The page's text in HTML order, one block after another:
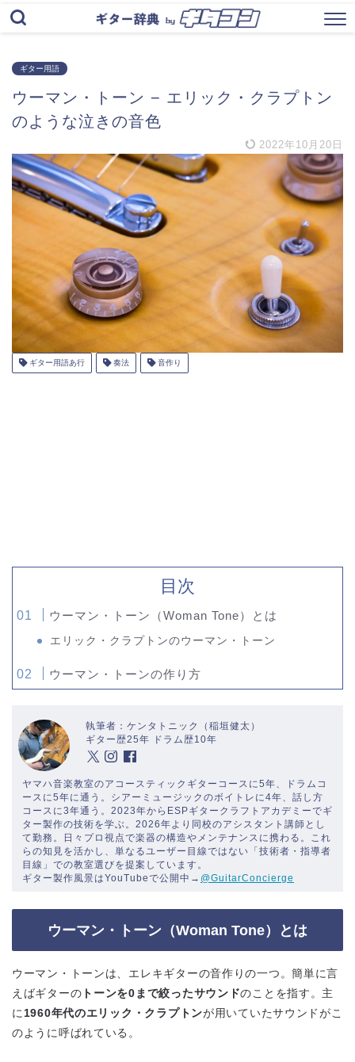
ギター用語
ウーマン・トーン − エリック・クラプトン
のような泣きの音色
2022年10月20日
ギター用語あ行 奏法 音作り
目次
ウーマン・トーン（Woman Tone）とは
エリック・クラプトンのウーマン・トーン
ウーマン・トーンの作り方
執筆者：ケンタトニック（稲垣健太）
ギター歴25年 ドラム歴10年
ヤマハ音楽教室のアコースティックギターコースに5年、ドラムコ
ースに5年に通う。シアーミュージックのボイトレに4年、話し方
コースに3年通う。2023年からESPギタークラフトアカデミーでギ
ター製作の技術を学ぶ。2026年より同校のアシスタント講師とし
て勤務。日々プロ視点で楽器の構造やメンテナンスに携わる。これ
らの知見を活かし、単なるユーザー目線ではない「技術者・指導者
目線」での教室選びを提案しています。
ギター製作風景はYouTubeで公開中→ @GuitarConcierge
ウーマン・トーン（Woman Tone）とは
ウーマン・トーンは、エレキギターの音作りの一つ。簡単に言
えばギターの トーンを0まで絞ったサウンドのことを指す。主
に1960年代のエリック・クラプトンが用いていたサウンドがこ
のように呼ばれている。